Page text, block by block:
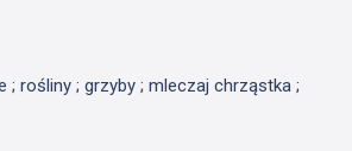
; rośliny ; grzyby ; mleczaj chrząstka ;